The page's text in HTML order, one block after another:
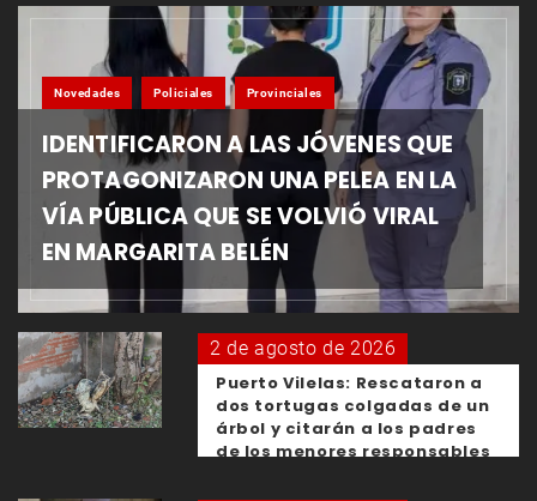
Novedades Policiales Provinciales
IDENTIFICARON A LAS JÓVENES QUE
PROTAGONIZARON UNA PELEA EN LA
VÍA PÚBLICA QUE SE VOLVIÓ VIRAL
EN MARGARITA BELÉN
2 de agosto de 2026
Puerto Vilelas: Rescataron a
dos tortugas colgadas de un
árbol y citarán a los padres
de los menores responsables